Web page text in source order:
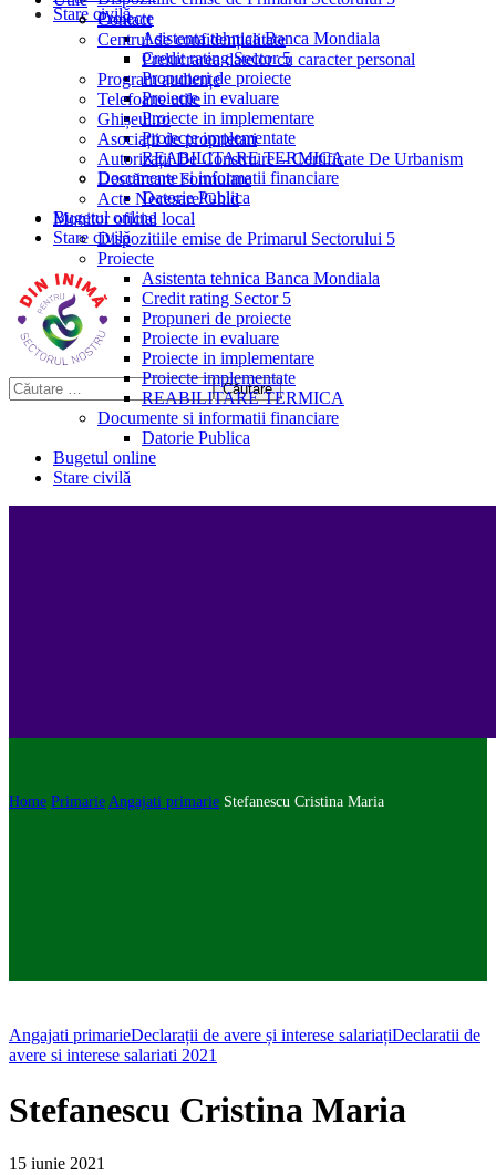
Stare civilă
Proiecte
Asistenta tehnica Banca Mondiala
Credit rating Sector 5
Propuneri de proiecte
Proiecte in evaluare
Proiecte in implementare
Proiecte implementate
REABILITARE TERMICA
Documente si informatii financiare
Datorie Publica
Bugetul online
Stare civilă
Contact
Centrul de confidențialitate
Prelucrarea datelor cu caracter personal
Program audiențe
Telefoane utile
Ghișeul.ro
Asociații de proprietari
Autorizații De Construire – Certificate De Urbanism
Descărcare Formulare
Acte Necesare/Ghid
Monitor oficial local
Dispozitiile emise de Primarul Sectorului 5
Proiecte
Asistenta tehnica Banca Mondiala
Credit rating Sector 5
Propuneri de proiecte
Proiecte in evaluare
Proiecte in implementare
Proiecte implementate
REABILITARE TERMICA
Documente si informatii financiare
Datorie Publica
Bugetul online
Stare civilă
Home Primarie Angajati primarie Stefanescu Cristina Maria
Angajati primarieDeclarații de avere și interese salariațiDeclaratii de
avere si interese salariati 2021
Stefanescu Cristina Maria
15 iunie 2021